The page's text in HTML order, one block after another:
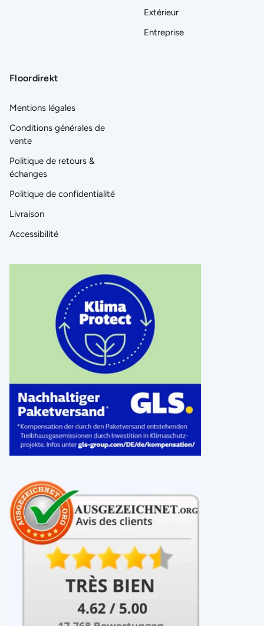
Extérieur
Entreprise
Floordirekt
Mentions légales
Conditions générales de
vente
Politique de retours &
échanges
Politique de confidentialité
Livraison
Accessibilité